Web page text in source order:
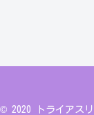
2020 トライアス